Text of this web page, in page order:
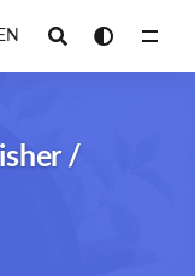
EN
/